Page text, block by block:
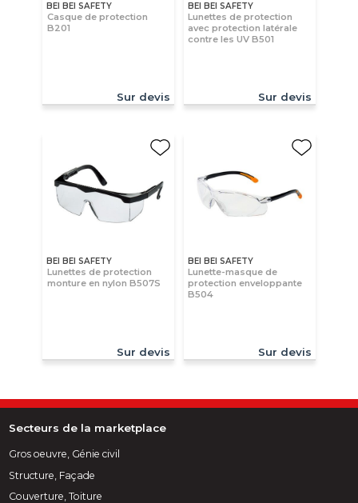
BEI BEI SAFETY
Casque de protection
B201
Sur devis
BEI BEI SAFETY
Lunettes de protection
avec protection latérale
contre les UV B501
Sur devis
BEI BEI SAFETY
Lunettes de protection
monture en nylon B507S
Sur devis
BEI BEI SAFETY
Lunette-masque de
protection enveloppante
B504
Sur devis
Secteurs de la marketplace
Gros oeuvre, Génie civil
Structure, Façade
Couverture, Toiture